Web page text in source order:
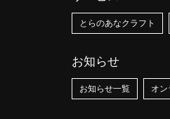
とらのあなクラフト
お知らせ
お知らせ一覧 オン